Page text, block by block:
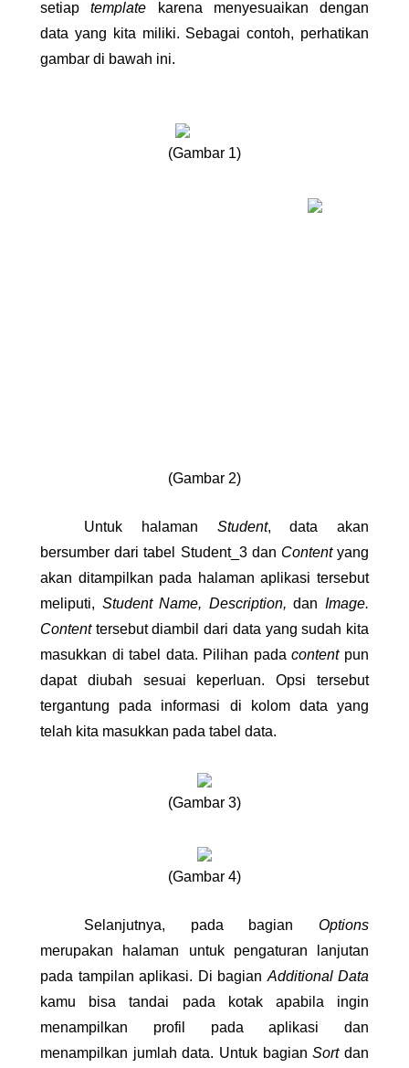
setiap template karena menyesuaikan dengan
data yang kita miliki. Sebagai contoh, perhatikan
gambar di bawah ini.
(Gambar 1)
(Gambar 2)
Untuk halaman Student, data akan
bersumber dari tabel Student_3 dan Content yang
akan ditampilkan pada halaman aplikasi tersebut
meliputi, Student Name, Description, dan Image.
Content tersebut diambil dari data yang sudah kita
masukkan di tabel data. Pilihan pada content pun
dapat diubah sesuai keperluan. Opsi tersebut
tergantung pada informasi di kolom data yang
telah kita masukkan pada tabel data.
(Gambar 3)
(Gambar 4)
Selanjutnya, pada bagian Options
merupakan halaman untuk pengaturan lanjutan
pada tampilan aplikasi. Di bagian
kamu bisa tandai pada kotak apabila ingin
menampilkan profil pada aplikasi dan
menampilkan jumlah data. Untuk bagian Sort